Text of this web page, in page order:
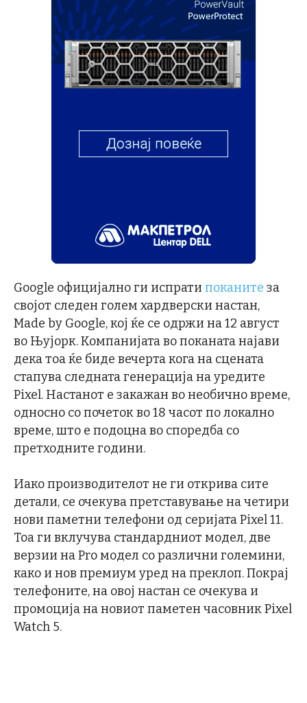
Google официјално ги испрати поканите за
својот следен голем хардверски настан,
Made by Google, кој ќе се одржи на 12 август
во Њујорк. Компанијата во поканата најави
дека тоа ќе биде вечерта кога на сцената
стапува следната генерација на уредите
Pixel. Настанот е закажан во необично време,
односно со почеток во 18 часот по локално
време, што е подоцна во споредба со
претходните години.
Иако производителот не ги открива сите
детали, се очекува претставување на четири
нови паметни телефони од серијата Pixel 11.
Тоа ги вклучува стандардниот модел, две
верзии на Pro модел со различни големини,
како и нов премиум уред на преклоп. Покрај
телефоните, на овој настан се очекува и
промоција на новиот паметен часовник Pixel
Watch 5.